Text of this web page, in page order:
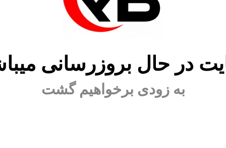
در حال بروزرسانی
به زودی برخواهیم گشت